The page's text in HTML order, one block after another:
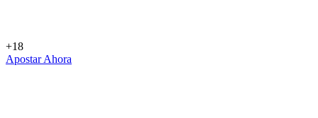
+18
Apostar Ahora